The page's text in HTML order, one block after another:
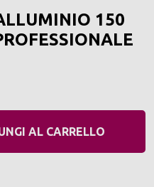
150
AL CARRELLO